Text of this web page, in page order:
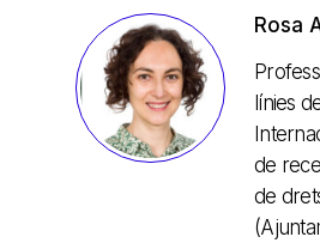
Rosa
línies
de
de